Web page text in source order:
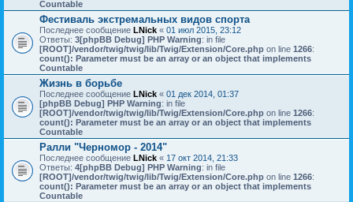
Countable
Фестиваль экстремальных видов спорта
Последнее сообщение LNick « 01 июл 2015, 23:12
Ответы: 3[phpBB Debug] PHP Warning: in file
[ROOT]/vendor/twig/twig/lib/Twig/Extension/Core.php on line 1266:
count(): Parameter must be an array or an object that implements
Countable
Жизнь в борьбе
Последнее сообщение LNick « 01 дек 2014, 01:37
[phpBB Debug] PHP Warning: in file
[ROOT]/vendor/twig/twig/lib/Twig/Extension/Core.php on line 1266:
count(): Parameter must be an array or an object that implements
Countable
Ралли "Черномор - 2014"
Последнее сообщение LNick « 17 окт 2014, 21:33
Ответы: 4[phpBB Debug] PHP Warning: in file
[ROOT]/vendor/twig/twig/lib/Twig/Extension/Core.php on line 1266:
count(): Parameter must be an array or an object that implements
Countable